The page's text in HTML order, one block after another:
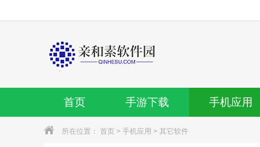
首页 手游下载 手机应用
所在位置： 首页 > 手机应用 > 其它软件